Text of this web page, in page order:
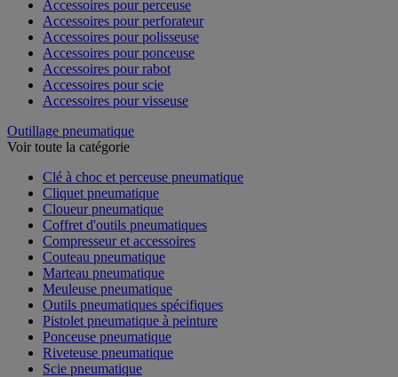
Accessoires pour perceuse
Accessoires pour perforateur
Accessoires pour polisseuse
Accessoires pour ponceuse
Accessoires pour rabot
Accessoires pour scie
Accessoires pour visseuse
Outillage pneumatique
Voir toute la catégorie
Clé à choc et perceuse pneumatique
Cliquet pneumatique
Cloueur pneumatique
Coffret d'outils pneumatiques
Compresseur et accessoires
Couteau pneumatique
Marteau pneumatique
Meuleuse pneumatique
Outils pneumatiques spécifiques
Pistolet pneumatique à peinture
Ponceuse pneumatique
Riveteuse pneumatique
Scie pneumatique